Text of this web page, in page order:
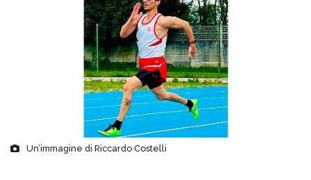
Un’immagine di Riccardo Costelli